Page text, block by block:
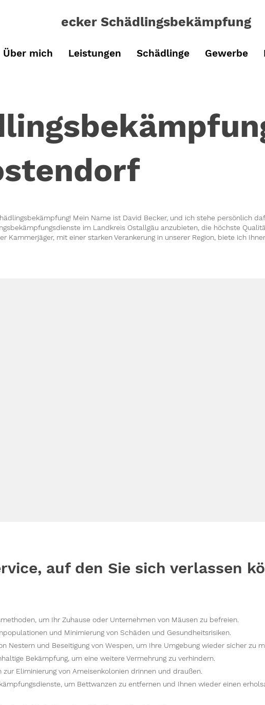
ecker Schädlingsbekämpfung
Über mich Leistungen Schädlinge Gewerbe
Mein Name ist David Becker, und ich stehe persönlich
im Landkreis Ostallgäu anzubieten, die höchste
Kammerjäger, mit einer starken Verankerung in unserer Region, biete ich
auf den Sie sich verlassen
um Ihr Zuhause oder Unternehmen von Mäusen zu befreien.
und Minimierung von Schäden und Gesundheitsrisiken.
Nestern und Beseitigung von Wespen, um Ihre Umgebung wieder sicher zu
Bekämpfung, um eine weitere Vermehrung zu verhindern.
zur Eliminierung von Ameisenkolonien drinnen und draußen.
um Bettwanzen zu entfernen und Ihnen wieder einen